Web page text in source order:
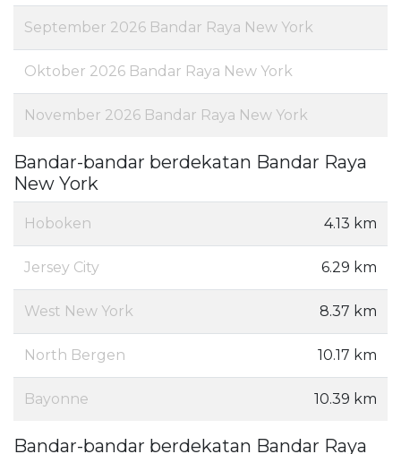
September 2026 Bandar Raya New York
Oktober 2026 Bandar Raya New York
November 2026 Bandar Raya New York
Bandar-bandar berdekatan Bandar Raya
New York
Hoboken 4.13 km
Jersey City 6.29 km
West New York 8.37 km
North Bergen 10.17 km
Bayonne 10.39 km
Bandar-bandar berdekatan Bandar Raya